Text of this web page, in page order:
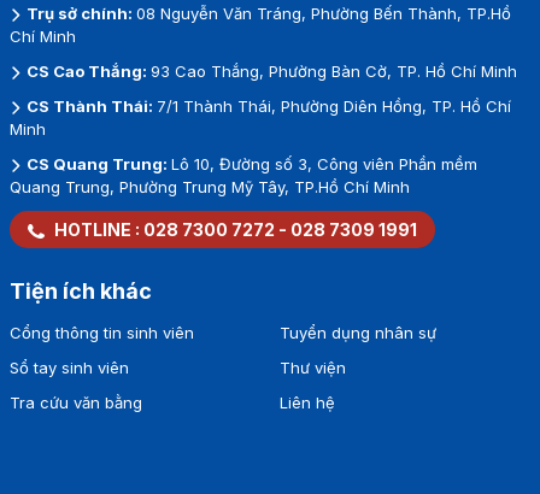
Trụ sở chính: 08 Nguyễn Văn Tráng, Phường Bến Thành, TP.Hồ
Chí Minh
CS Cao Thắng: 93 Cao Thắng, Phường Bàn Cờ, TP. Hồ Chí Minh
CS Thành Thái: 7/1 Thành Thái, Phường Diên Hồng, TP. Hồ Chí
Minh
CS Quang Trung: Lô 10, Đường số 3, Công viên Phần mềm
Quang Trung, Phường Trung Mỹ Tây, TP.Hồ Chí Minh
HOTLINE : 028 7300 7272 - 028 7309 1991
Tiện ích khác
Cổng thông tin sinh viên
Sổ tay sinh viên
Tra cứu văn bằng
Tuyển dụng nhân sự
Thư viện
Liên hệ